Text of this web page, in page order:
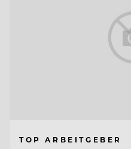
TOP ARBEITGEBER